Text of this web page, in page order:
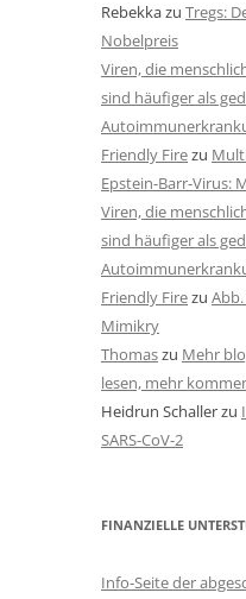
Rebekkazu Tregs:
Nobelpreis
Viren, die
sind häufiger als
Friendly Firezu
Epstein-Barr-Virus:
Viren, die
sind häufiger als
Friendly Firezu
Mimikry
Thomaszu Mehr
lesen, mehr
Heidrun Schallerzu
SARS-CoV-2
FINANZIELLE
Info-Seite der